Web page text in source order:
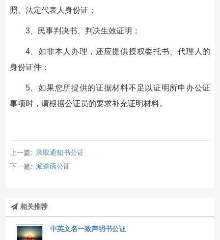
照、法定代表人身份证；
3、民事判决书、判决生效证明；
4、如非本人办理，还应提供授权委托书、代理人的
身份证件；
5、如果您所提供的证据材料不足以证明所申办公证
事项时，请根据公证员的要求补充证明材料。
上一篇: 录取通知书公证
下一篇: 派遣函公证
相关推荐
中英文名一致声明书公证